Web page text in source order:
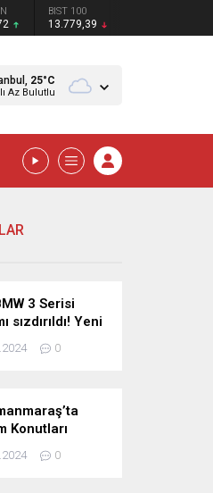
BIST 100
13.779,39
25°C
Az Bulutlu
3 Serisi
sızdırıldı! Yeni
yenilikler!
0
Konutları
Teslim Edilecek
0